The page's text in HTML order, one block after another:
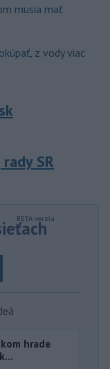
musia mať
z vody viac
SR
hrade